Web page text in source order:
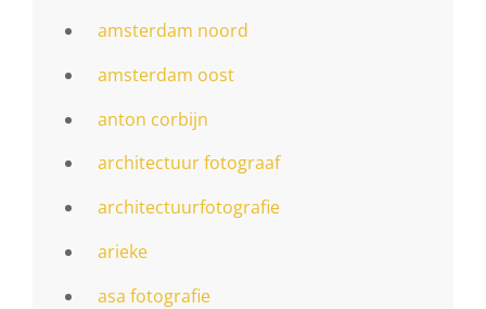
amsterdam noord
amsterdam oost
anton corbijn
architectuur fotograaf
architectuurfotografie
arieke
asa fotografie